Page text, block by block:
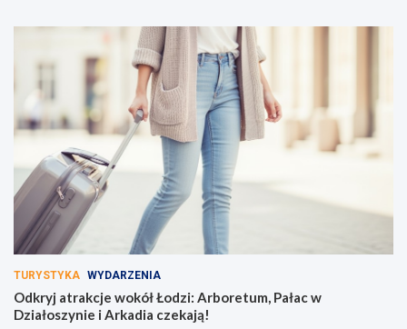
TURYSTYKA WYDARZENIA
Odkryj atrakcje wokół Łodzi: Arboretum, Pałac w
Działoszynie i Arkadia czekają!